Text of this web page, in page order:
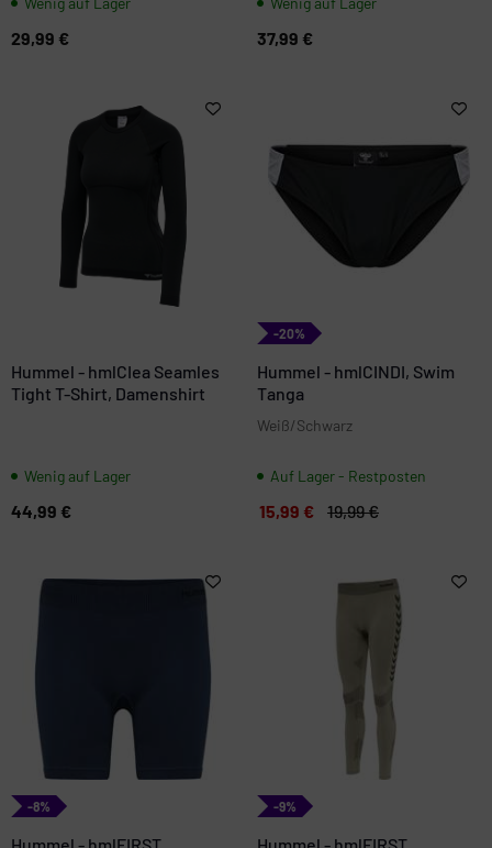
29,99 € 37,99 €
Hummel - hmlCIea Seamles
Tight T-Shirt, Damenshirt
Wenig auf Lager
44,99 €
-20%
Hummel - hmlCINDI, Swim
Tanga
Weiß/Schwarz
Auf Lager - Restposten
15,99 € 19,99 €
-8%
Hummel - hmlFIRST
-9%
Hummel - hmlFIRST